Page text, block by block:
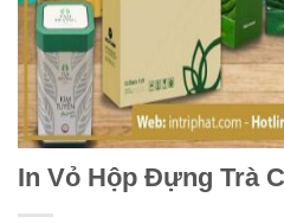
In Vỏ Hộp Đựng Trà